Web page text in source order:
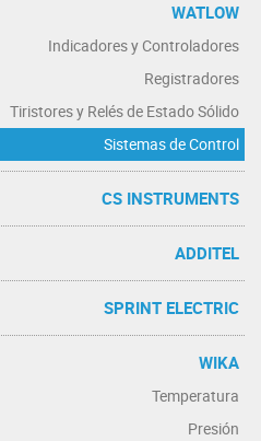
WATLOW
Indicadores y Controladores
Registradores
Tiristores y Relés de Estado Sólido
Sistemas de Control
CS INSTRUMENTS
ADDITEL
SPRINT ELECTRIC
WIKA
Temperatura
Presión